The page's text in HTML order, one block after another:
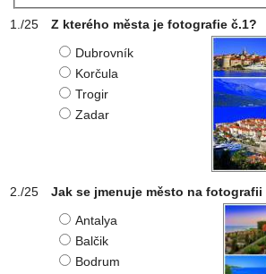
Z kterého města je fotografie č.1?
Dubrovník
Korčula
Trogir
Zadar
Jak se jmenuje město na fotografii
Antalya
Balčik
Bodrum